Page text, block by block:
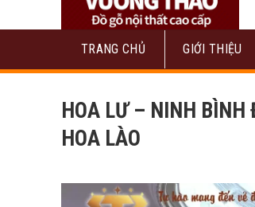
TRANG CHỦ GIỚI THIỆU
HOA LƯ – NINH BÌNH
HOA LÀO